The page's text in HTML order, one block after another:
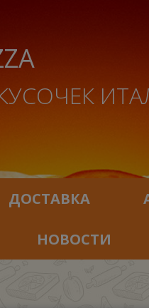
ДОСТАВКА
НОВОСТИ